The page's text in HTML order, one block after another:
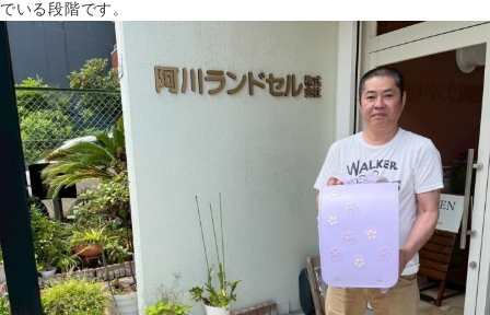
でいる段階です。